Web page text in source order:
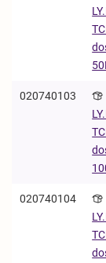
020740103
020740104